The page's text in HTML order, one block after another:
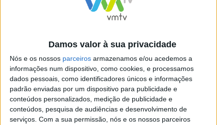
Damos valor à sua privacidade
Nós e os nossos parceiros armazenamos e/ou acedemos a
informações num dispositivo, como cookies, e processamos
dados pessoais, como identificadores únicos e informações
padrão enviadas por um dispositivo para publicidade e
conteúdos personalizados, medição de publicidade e
conteúdos, pesquisa de audiências e desenvolvimento de
serviços. Com a sua permissão, nós e os nossos parceiros
comerciais, que prevalecem sobre as regras ‘gerais’:
Ficam em confinamento obrigatório, em
estabelecimento de saúde, no respetivo domicílio
ou noutro local definido pelas autoridades de saúde,
os doentes com covid-19, os infetados com SARS-
CoV-2 e os cidadãos relativamente a quem a
autoridade de saúde ou outros profissionais de
saúde tenham determinado a vigilância ativa.